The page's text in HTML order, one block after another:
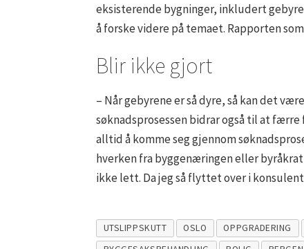
eksisterende bygninger, inkludert
å forske videre på temaet. Rapporten
Blir ikke gjort
– Når gebyrene er så dyre, så kan det
søknadsprosessen bidrar også til at
alltid å komme seg gjennom
hverken fra byggenæringen eller
ikke lett. Da jeg så flyttet over i
UTSLIPPSKUTT OSLO OPPGRADERING